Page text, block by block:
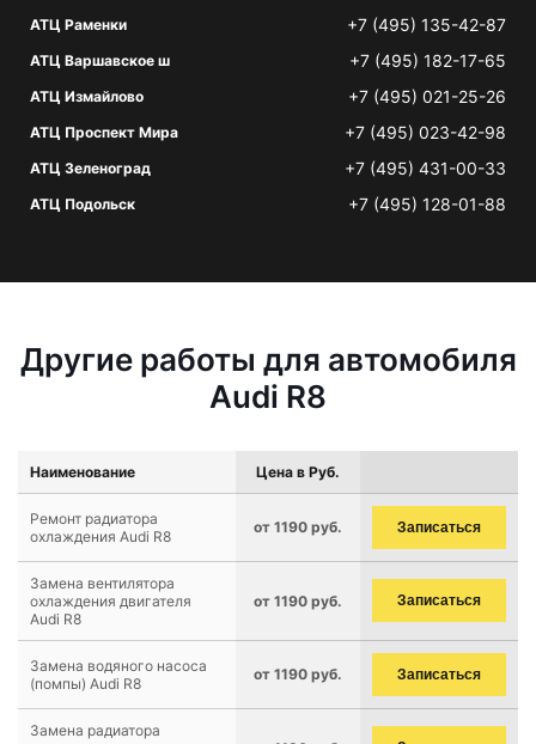
АТЦ Раменки +7 (495) 135-42-87
АТЦ Варшавское ш +7 (495) 182-17-65
АТЦ Измайлово +7 (495) 021-25-26
АТЦ Проспект Мира +7 (495) 023-42-98
АТЦ Зеленоград +7 (495) 431-00-33
АТЦ Подольск +7 (495) 128-01-88
Другие работы для автомобиля
Audi R8
Наименование Цена в Руб.
Ремонт радиатора
охлаждения Audi R8
от 1190 руб. Записаться
Замена вентилятора
охлаждения двигателя
Audi R8
от 1190 руб. Записаться
Замена водяного насоса
(помпы) Audi R8
от 1190 руб. Записаться
Замена радиатора